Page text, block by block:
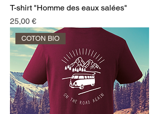
T-shirt "Homme des eaux salées"
Prix
25,00 €
COTON BIO